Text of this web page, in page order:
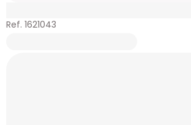
Ref. 1621043